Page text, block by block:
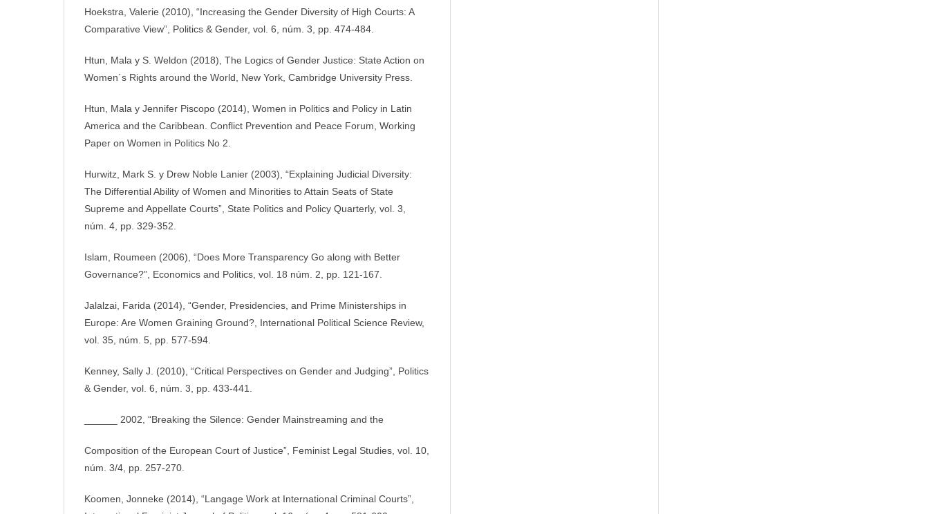
Hoekstra, Valerie (2010), “Increasing the Gender Diversity of High Courts: A
Comparative View”, Politics & Gender, vol. 6, núm. 3, pp. 474-484.
Htun, Mala y S. Weldon (2018), The Logics of Gender Justice: State Action on
Women´s Rights around the World, New York, Cambridge University Press.
Htun, Mala y Jennifer Piscopo (2014), Women in Politics and Policy in Latin
America and the Caribbean. Conflict Prevention and Peace Forum, Working
Paper on Women in Politics No 2.
Hurwitz, Mark S. y Drew Noble Lanier (2003), “Explaining Judicial Diversity:
The Differential Ability of Women and Minorities to Attain Seats of State
Supreme and Appellate Courts”, State Politics and Policy Quarterly, vol. 3,
núm. 4, pp. 329-352.
Islam, Roumeen (2006), “Does More Transparency Go along with Better
Governance?”, Economics and Politics, vol. 18 núm. 2, pp. 121-167.
Jalalzai, Farida (2014), “Gender, Presidencies, and Prime Ministerships in
Europe: Are Women Graining Ground?, International Political Science Review,
vol. 35, núm. 5, pp. 577-594.
Kenney, Sally J. (2010), “Critical Perspectives on Gender and Judging”, Politics
& Gender, vol. 6, núm. 3, pp. 433-441.
______ 2002, “Breaking the Silence: Gender Mainstreaming and the
Composition of the European Court of Justice”, Feminist Legal Studies, vol. 10,
núm. 3/4, pp. 257-270.
Koomen, Jonneke (2014), “Langage Work at International Criminal Courts”,